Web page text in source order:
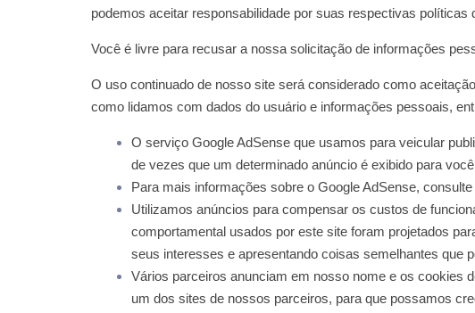
podemos aceitar responsabilidade por suas respectivas políticas
Você é livre para recusar a nossa solicitação de informações
O uso continuado de nosso site será considerado como
como lidamos com dados do usuário e informações pessoais,
O serviço Google AdSense que usamos para veicular
de vezes que um determinado anúncio é exibido para
Para mais informações sobre o Google AdSense,
Utilizamos anúncios para compensar os custos de
comportamental usados ​​por este site foram projetados
seus interesses e apresentando coisas semelhantes que
Vários parceiros anunciam em nosso nome e os cookies
um dos sites de nossos parceiros, para que possamos